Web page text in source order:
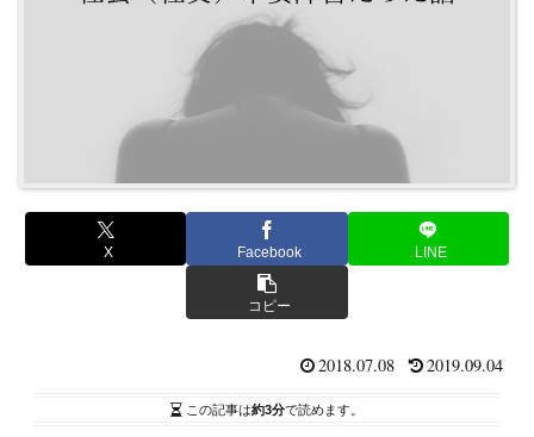
X Facebook LINE
コピー
2018.07.08 2019.09.04
この記事は約3分で読めます。